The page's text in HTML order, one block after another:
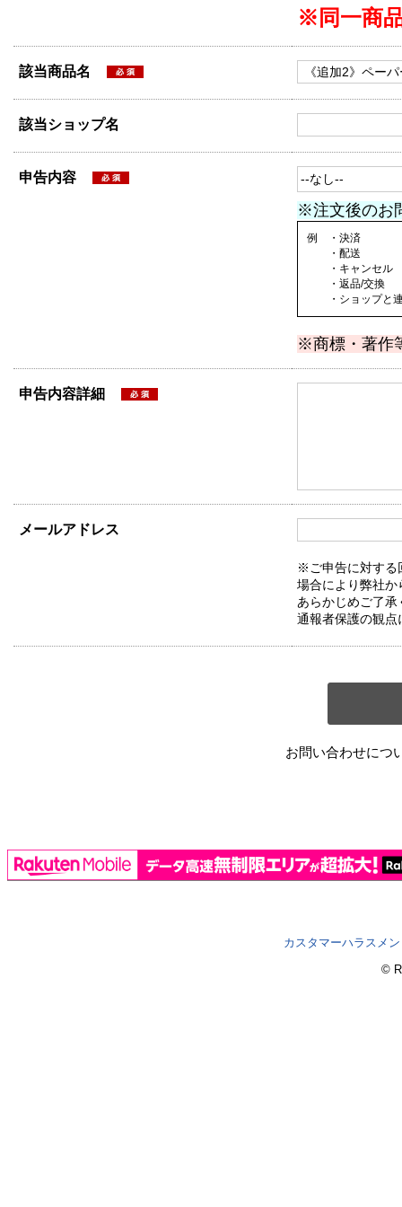
※同一商
該当商品名
該当ショップ名
申告内容
※注文後のお
例 ・決済
・配送
・キャンセル
・返品/交換
・ショップと連
※商標・著作
申告内容詳細
メールアドレス
※ご申告に対する
場合により弊社か
あらかじめご了承
通報者保護の観点
お問い合わせにつ
カスタマーハラスメ
©